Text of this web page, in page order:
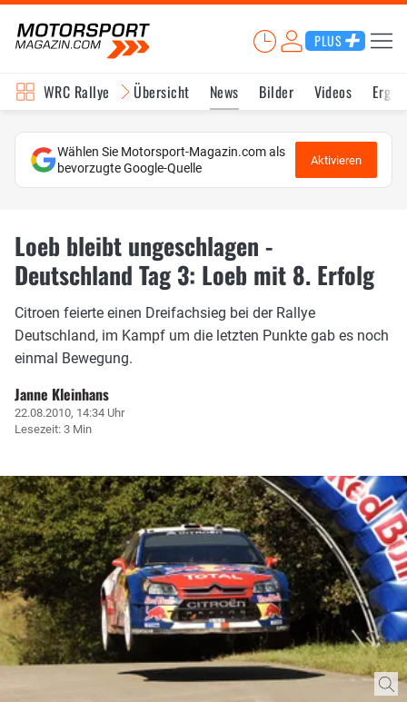
PLUS
WRC Rallye Übersicht News Bilder Videos
Wählen Sie Motorsport-Magazin.com als
bevorzugte Google-Quelle
Aktivieren
Loeb bleibt ungeschlagen -
Deutschland Tag 3: Loeb mit 8. Erfolg
Citroen feierte einen Dreifachsieg bei der Rallye
Deutschland, im Kampf um die letzten Punkte gab es noch
einmal Bewegung.
Janne Kleinhans
22.08.2010, 14:34 Uhr
Lesezeit: 3 Min